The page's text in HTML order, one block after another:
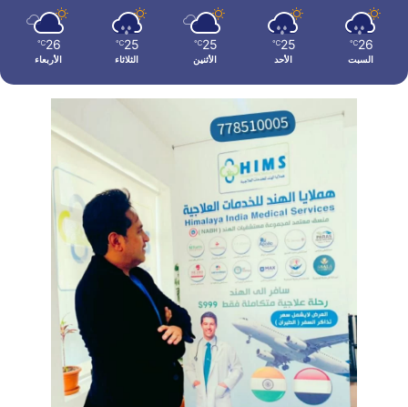
26
℃
السبت
25
℃
الأحد
25
℃
الأثنين
25
℃
الثلاثاء
26
℃
الأربعاء